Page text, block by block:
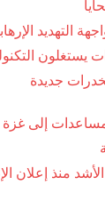
التهديد
يستغلون
جديدة
إلى غزة
منذ إعلان